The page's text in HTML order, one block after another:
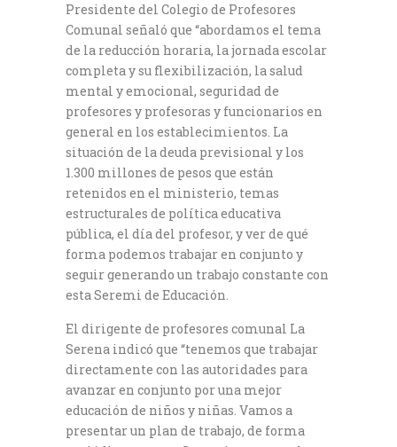
Presidente del Colegio de Profesores
Comunal señaló que “abordamos el tema
de la reducción horaria, la jornada escolar
completa y su flexibilización, la salud
mental y emocional, seguridad de
profesores y profesoras y funcionarios en
general en los establecimientos. La
situación de la deuda previsional y los
1.300 millones de pesos que están
retenidos en el ministerio, temas
estructurales de política educativa
pública, el día del profesor, y ver de qué
forma podemos trabajar en conjunto y
seguir generando un trabajo constante con
esta Seremi de Educación.
El dirigente de profesores comunal La
Serena indicó que “tenemos que trabajar
directamente con las autoridades para
avanzar en conjunto por una mejor
educación de niños y niñas. Vamos a
presentar un plan de trabajo, de forma